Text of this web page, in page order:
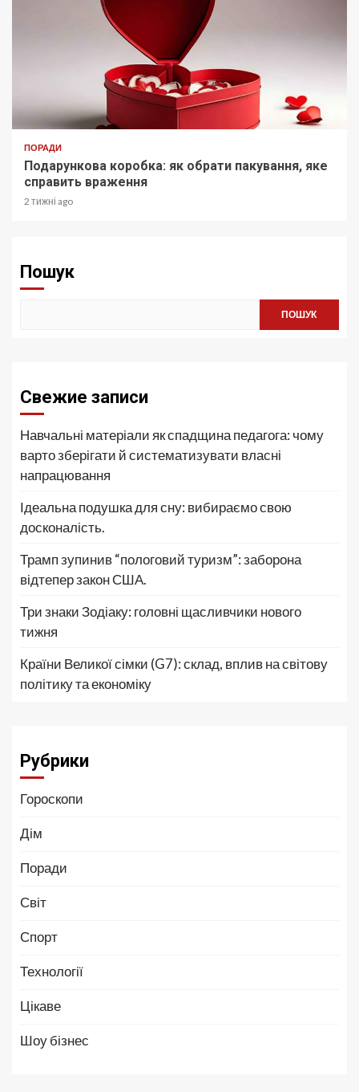
ПОРАДИ
Подарункова коробка: як обрати пакування, яке
справить враження
2 тижні ago
Пошук
ПОШУК
Свежие записи
Навчальні матеріали як спадщина педагога: чому
варто зберігати й систематизувати власні
напрацювання
Ідеальна подушка для сну: вибираємо свою
досконалість.
Трамп зупинив “пологовий туризм”: заборона
відтепер закон США.
Три знаки Зодіаку: головні щасливчики нового
тижня
Країни Великої сімки (G7): склад, вплив на світову
політику та економіку
Рубрики
Гороскопи
Дім
Поради
Світ
Спорт
Технології
Цікаве
Шоу бізнес